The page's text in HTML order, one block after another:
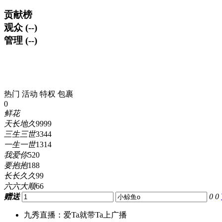
贡献榜
观众 (--)
管理 (--)
热门 活动 特权 包裹
0
鲜花
天长地久9999
三生三世3344
一生一世1314
我爱你520
要抱抱188
长长久久99
六六大顺66
赠送
0 0
九秀直播：爱Ta就带Ta上广播